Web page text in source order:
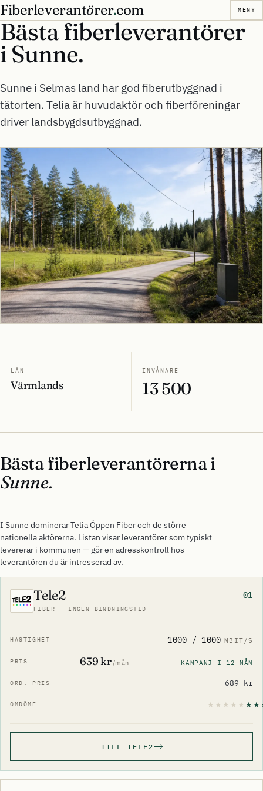
Fiberleverantörer.com MENY
Bästa fiberleverantörer
i Sunne.
Sunne i Selmas land har god fiberutbyggnad i
tätorten. Telia är huvudaktör och fiberföreningar
driver landsbygdsutbyggnad.
LÄN
Värmlands
INVÅNARE
13 500
Bästa fiberleverantörerna i
Sunne.
I Sunne dominerar Telia Öppen Fiber och de större
nationella aktörerna. Listan visar leverantörer som typiskt
levererar i kommunen — gör en adresskontroll hos
leverantören du är intresserad av.
01
Tele2
FIBER · INGEN BINDNINGSTID
1000 / 1000 MBIT/S
639 kr/mån KAMPANJ I 12 MÅN
689 kr
TILL TELE2